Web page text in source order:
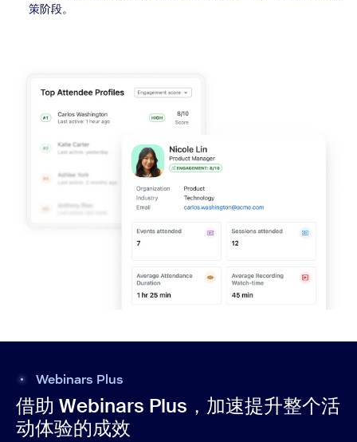
策阶段。
Webinars Plus
借助 Webinars Plus，加速提升整个活
动体验的成效